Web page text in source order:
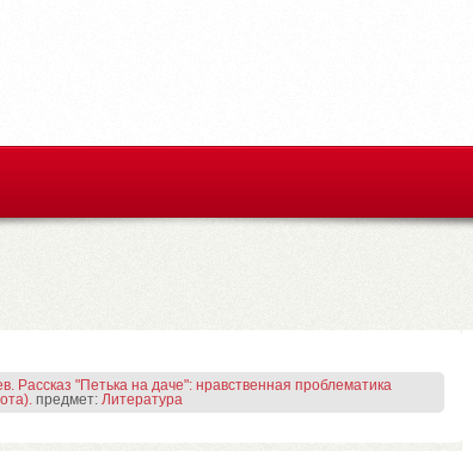
"Петька на даче": нравственная проблематика
предмет: Литература